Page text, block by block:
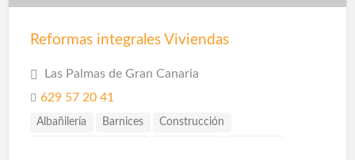
Reformas integrales Viviendas
Las Palmas de Gran Canaria
629 57 20 41
Albañilería Barnices Construcción